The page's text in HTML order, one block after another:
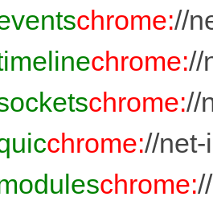
chrome://
chrome://
chrome://
chrome://
chrome: